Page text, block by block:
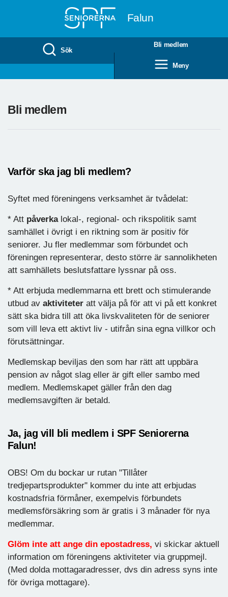
Falun
Sök
Bli medlem
Meny
Bli medlem
Varför ska jag bli medlem?
Syftet med föreningens verksamhet är tvådelat:
* Att påverkalokal-, regional- och rikspolitik samt
samhället i övrigt i en riktning som är positiv för
seniorer. Ju fler medlemmar som förbundet och
föreningen representerar, desto större är sannolikheten
att samhällets beslutsfattare lyssnar på oss.
* Att erbjuda medlemmarna ett brett och stimulerande
utbud av aktiviteter att välja på för att vi på ett konkret
sätt ska bidra till att öka livskvaliteten för de seniorer
som vill leva ett aktivt liv - utifrån sina egna villkor och
förutsättningar.
Medlemskap beviljas den som har rätt att uppbära
pension av något slag eller är gift eller sambo med
medlem. Medlemskapet gäller från den dag
medlemsavgiften är betald.
Ja, jag vill bli medlem i SPF Seniorerna
Falun!
OBS! Om du bockar ur rutan "Tillåter
tredjepartsprodukter" kommer du inte att erbjudas
kostnadsfria förmåner, exempelvis förbundets
medlemsförsäkring som är gratis i 3 månader för nya
medlemmar.
Glöm inte att ange din epostadress, vi skickar aktuell
information om föreningens aktiviteter via gruppmejl.
(Med dolda mottagaradresser, dvs din adress syns inte
för övriga mottagare).